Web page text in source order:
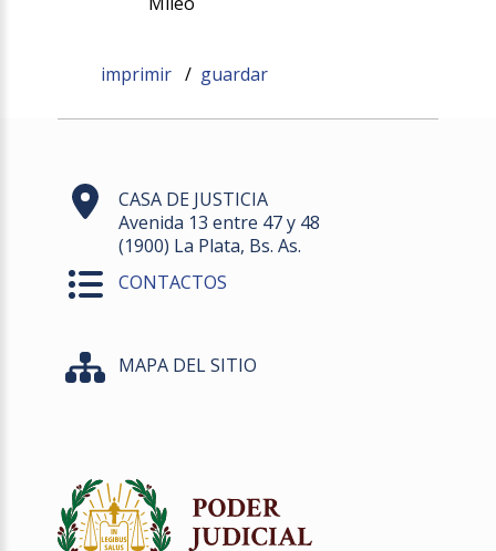
imprimir / guardar
CASA DE JUSTICIA
Avenida 13 entre 47 y 48
(1900) La Plata, Bs. As.
CONTACTOS
MAPA DEL SITIO